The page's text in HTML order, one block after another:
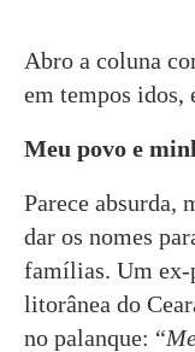
Abro a coluna
em tempos idos,
Meu povo e
Parece absurda,
dar os nomes
famílias. Um ex-
litorânea do
no palanque: “